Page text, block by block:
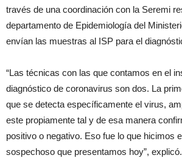
través de una coordinación con la Seremi
departamento de Epidemiología del
envían las muestras al ISP para el
“Las técnicas con las que contamos en el
diagnóstico de coronavirus son dos. La
que se detecta específicamente el virus,
este propiamente tal y de esa manera
positivo o negativo. Eso fue lo que hicimos
sospechoso que presentamos hoy”, explicó.